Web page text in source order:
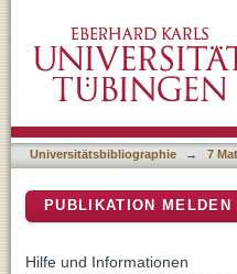
Universitätsbibliographie → 7
PUBLIKATION MELDEN
Hilfe und Informationen